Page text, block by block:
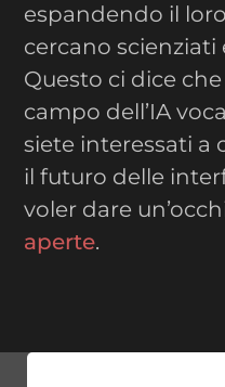
espandendo il
cercano
Questo ci dice
campo dell’IA
siete interessati a
il futuro delle
voler dare
aperte.